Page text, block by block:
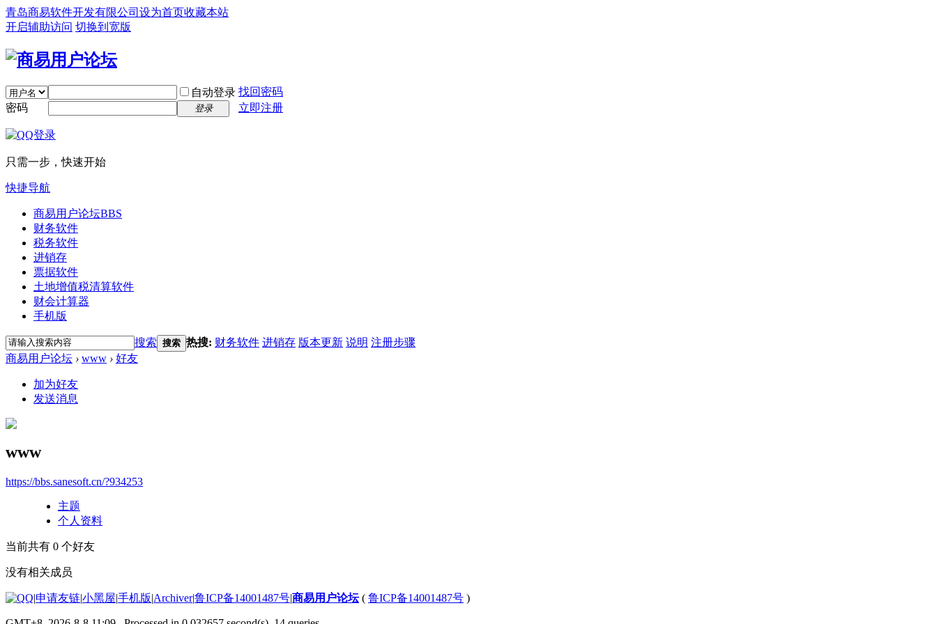
青岛商易软件开发有限公司 设为首页收藏本站
开启辅助访问 切换到宽版
自动登录 找回密码
密码
登录 立即注册
只需一步，快速开始
快捷导航
商易用户论坛BBS
财务软件
税务软件
进销存
票据软件
土地增值税清算软件
财会计算器
手机版
搜索 搜索 热搜: 财务软件 进销存 版本更新 说明 注册步骤
商易用户论坛 › www › 好友
加为好友
发送消息
www
https://bbs.sanesoft.cn/?934253
主题
个人资料
当前共有 0 个好友
没有相关成员
|申请友链|小黑屋|手机版|Archiver|鲁ICP备14001487号|商易用户论坛( 鲁ICP备14001487号 )